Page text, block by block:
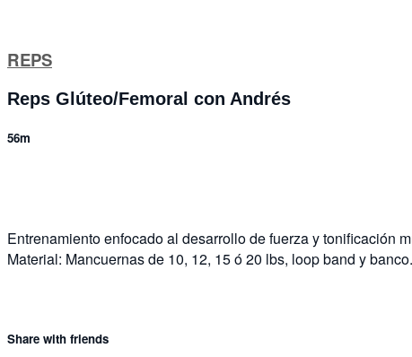
REPS
Reps Glúteo/Femoral con Andrés
56m
Entrenamiento enfocado al desarrollo de fuerza y tonificación
Material: Mancuernas de 10, 12, 15 ó 20 lbs, loop band y banco.
Share with friends